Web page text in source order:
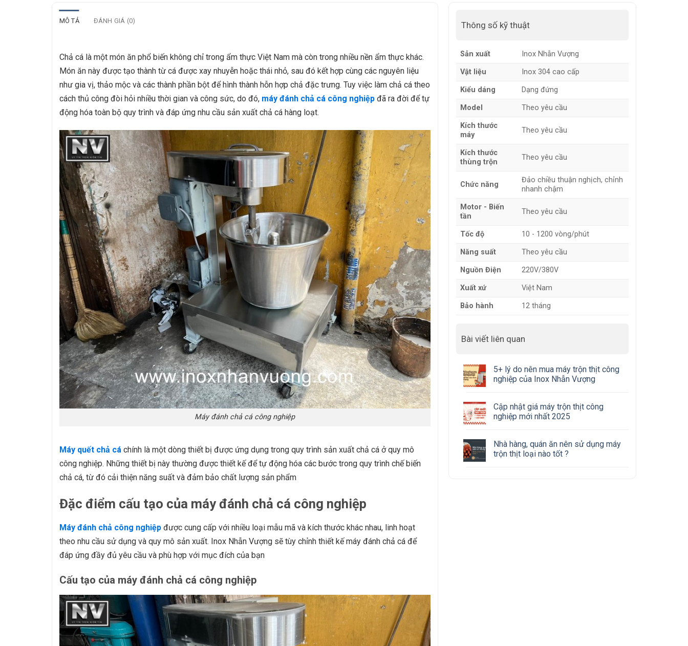
MÔ TẢ ĐÁNH GIÁ (0)
Chả cá là một món ăn phổ biến không chỉ trong ẩm thực Việt Nam mà còn trong nhiều nền ẩm thực khác.
Món ăn này được tạo thành từ cá được xay nhuyễn hoặc thái nhỏ, sau đó kết hợp cùng các nguyên liệu
như gia vị, thảo mộc và các thành phần bột để hình thành hỗn hợp chả đặc trưng. Tuy việc làm chả cá theo
cách thủ công đòi hỏi nhiều thời gian và công sức, do đó, máy đánh chả cá công nghiệpđã ra đời để tự
động hóa toàn bộ quy trình và đáp ứng nhu cầu sản xuất chả cá hàng loạt.
Máy đánh chả cá công nghiệp
Máy quết chả cáchính là một dòng thiết bị được ứng dụng trong quy trình sản xuất chả cá ở quy mô
công nghiệp. Những thiết bị này thường được thiết kế để tự động hóa các bước trong quy trình chế biến
chả cá, từ đó cải thiện năng suất và đảm bảo chất lượng sản phẩm
Đặc điểm cấu tạo của máy đánh chả cá công nghiệp
Máy đánh chả công nghiệp được cung cấp với nhiều loại mẫu mã và kích thước khác nhau, linh hoạt
theo nhu cầu sử dụng và quy mô sản xuất. Inox Nhẫn Vượng sẽ tùy chỉnh thiết kế máy đánh chả cá để
đáp ứng đầy đủ yêu cầu và phù hợp với mục đích của bạn
Cấu tạo của máy đánh chả cá công nghiệp
Thông số kỹ thuật
Sản xuất Inox Nhẫn Vượng
Vật liệu Inox 304 cao cấp
Kiểu dáng Dạng đứng
Model Theo yêu cầu
Kích thước
máy
Theo yêu cầu
Kích thước
thùng trộn
Theo yêu cầu
Chức năng
Đảo chiều thuận nghịch, chỉnh
nhanh chậm
Motor - Biến
tần
Theo yêu cầu
Tốc độ 10 - 1200 vòng/phút
Năng suất Theo yêu cầu
Nguồn Điện 220V/380V
Xuất xứ Việt Nam
Bảo hành 12 tháng
Bài viết liên quan
5+ lý do nên mua máy trộn thịt công
nghiệp của Inox Nhẫn Vượng
Cập nhật giá máy trộn thịt công
nghiệp mới nhất 2025
Nhà hàng, quán ăn nên sử dụng máy
trộn thịt loại nào tốt ?